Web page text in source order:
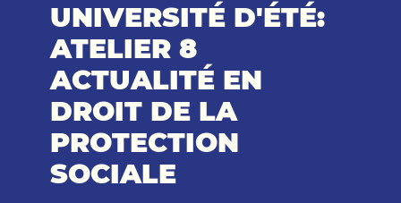
UNIVERSITÉ D'ÉTÉ:
ATELIER 8
ACTUALITÉ EN
DROIT DE LA
PROTECTION
SOCIALE